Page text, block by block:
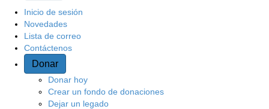
Inicio de sesión
Novedades
Lista de correo
Contáctenos
Donar
Donar hoy
Crear un fondo de donaciones
Dejar un legado